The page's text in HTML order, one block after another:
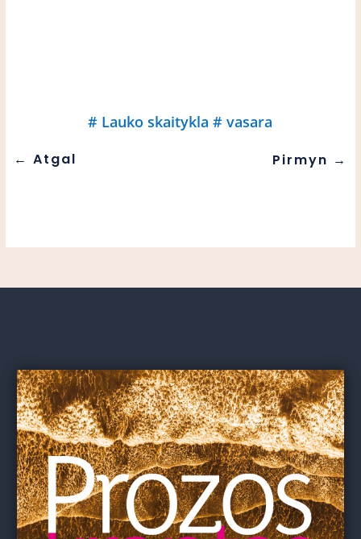
# Lauko skaitykla #vasara
← Atgal Pirmyn →